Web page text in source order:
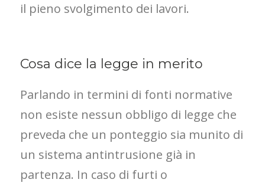
il pieno svolgimento dei lavori.
Cosa dice la legge in merito
Parlando in termini di fonti normative
non esiste nessun obbligo di legge che
preveda che un ponteggio sia munito di
un sistema antintrusione già in
partenza. In caso di furti o